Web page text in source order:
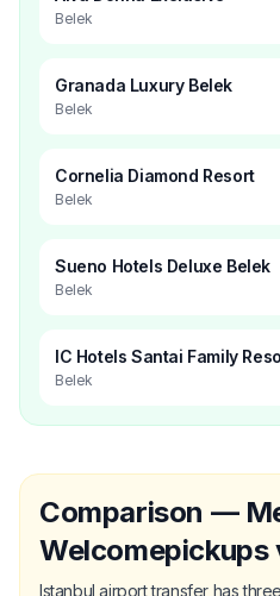
Belek
Granada Luxury Belek
Belek
Cornelia Diamond Resort
Belek
Sueno Hotels Deluxe Belek
Belek
IC Hotels Santai Family
Belek
Comparison —
Welcomepickups
Istanbul airport transfer has